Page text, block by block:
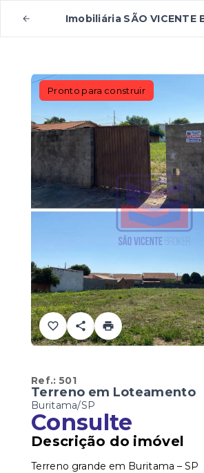
Imobiliária SÃO VICENTE
Pronto para construir
Ref.:501
Terreno em Loteamento
Buritama/SP
Consulte
Descrição do imóvel
Terreno grande em Buritama – SP